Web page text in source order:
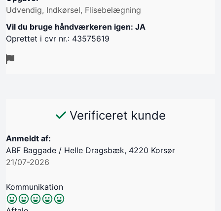
Udvendig, Indkørsel, Flisebelægning
Vil du bruge håndværkeren igen: JA
Oprettet i cvr nr.: 43575619
Verificeret kunde
Anmeldt af:
ABF Baggade / Helle Dragsbæk, 4220 Korsør
21/07-2026
Kommunikation